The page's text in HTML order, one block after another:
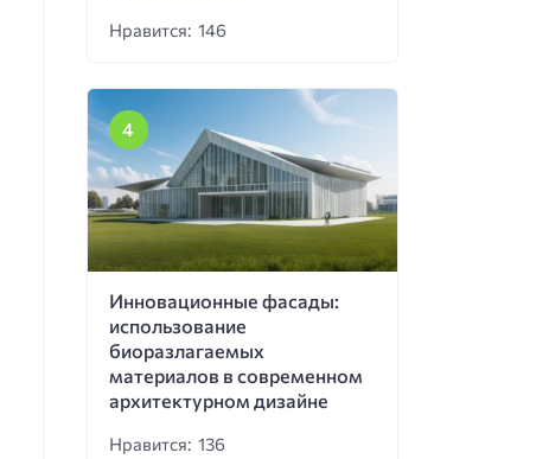
Нравится: 146
Инновационные фасады:
использование
биоразлагаемых
материалов в современном
архитектурном дизайне
Нравится: 136